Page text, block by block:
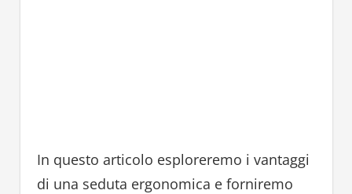
In questo articolo esploreremo i vantaggi
di una seduta ergonomica e forniremo